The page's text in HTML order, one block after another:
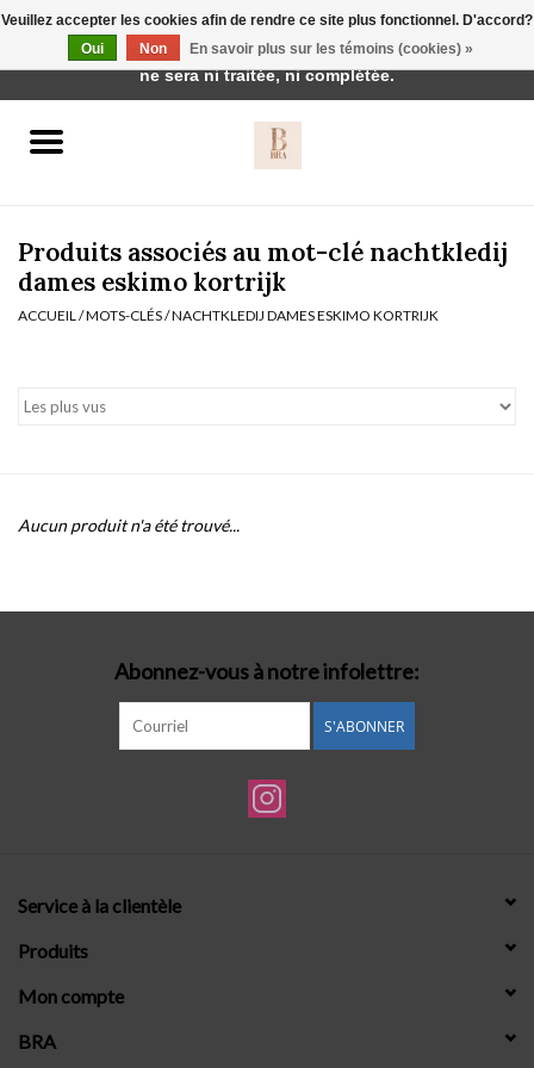
vêtements de nuit
Badmode
Produits associés au mot-clé nachtkledij
dames eskimo kortrijk
ACCUEIL /MOTS-CLÉS/NACHTKLEDIJ DAMES ESKIMO KORTRIJK
Aucun produit n'a été trouvé...
Abonnez-vous à notre infolettre:
S'ABONNER
Service à la clientèle
Produits
Mon compte
BRA
Veuillez accepter les cookies afin de rendre ce site plus fonctionnel. D'accord?
Oui
Non En savoir plus sur les témoins (cookies) »
Cette boutique est en construction. Toute commande passée
ne sera ni traitée, ni complétée.